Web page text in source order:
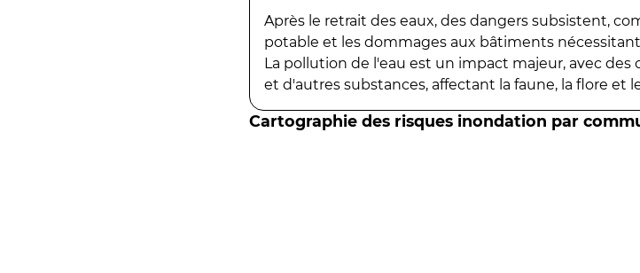
Après le retrait des eaux, des dangers subsistent,
potable et les dommages aux bâtiments
La pollution de l'eau est un impact majeur, avec
et d'autres substances, affectant la faune, la flore et
Cartographie des risques inondation par